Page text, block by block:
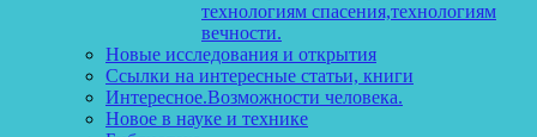
технологиям спасения,технологиям
вечности.
Новые исследования и открытия
Ссылки на интересные статьи, книги
Интересное.Возможности человека.
Новое в науке и технике